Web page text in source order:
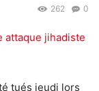
0
262
tués jeudi lors